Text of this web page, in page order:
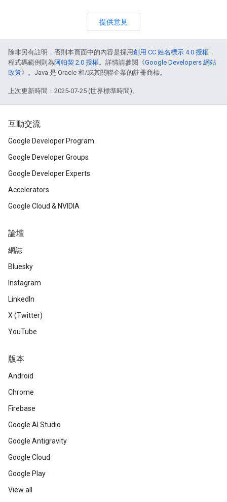
提供意見
除非另有註明，否則本頁面中的內容是採用創用 CC 姓名標示 4.0 授權 ，
程式碼範例則為阿帕契 2.0 授權。詳情請參閱《Google Developers 網站
政策》。Java 是 Oracle 和/或其關聯企業的註冊商標。
上次更新時間：2025-07-25 (世界標準時間)。
互動交流
Google Developer Program
Google Developer Groups
Google Developer Experts
Accelerators
Google Cloud & NVIDIA
論壇
網誌
Bluesky
Instagram
LinkedIn
X (Twitter)
YouTube
版本
Android
Chrome
Firebase
Google AI Studio
Google Antigravity
Google Cloud
Google Play
View all